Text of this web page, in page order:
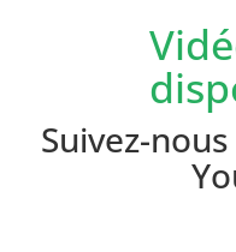
Suivez-